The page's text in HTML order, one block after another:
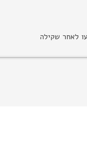
לאחר שקילה